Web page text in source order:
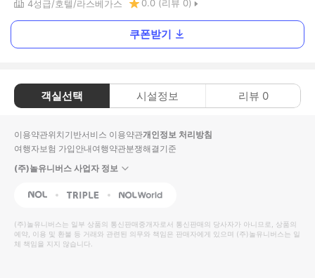
4성급 호텔 라스베가스 0.0 (리뷰 0)
쿠폰받기
객실선택 시설정보 리뷰 0
이용약관위치기반서비스 이용약관개인정보 처리방침
여행자보험 가입안내여행약관분쟁해결기준
(주)놀유니버스 사업자 정보
NOL Triple Interpark Global
(주)놀유니버스는 일부 상품의 통신판매중개자로서 통신판매의 당사자가 아니므로, 상품의
예약, 이용 및 환불 등 거래와 관련된 의무와 책임은 판매자에게 있으며 (주)놀유니버스는 일
체 책임을 지지 않습니다.